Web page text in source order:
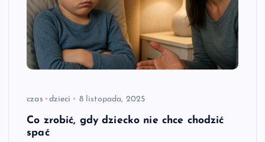
czas dzieci 8 listopada, 2025
Co zrobić, gdy dziecko nie chce chodzić
spać